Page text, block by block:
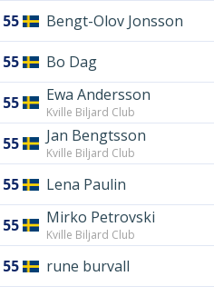
55 Bengt-Olov Jonsson
55 Bo Dag
55 Ewa Andersson
Kville Biljard Club
55 Jan Bengtsson
Kville Biljard Club
55 Lena Paulin
55 Mirko Petrovski
Kville Biljard Club
55 rune burvall